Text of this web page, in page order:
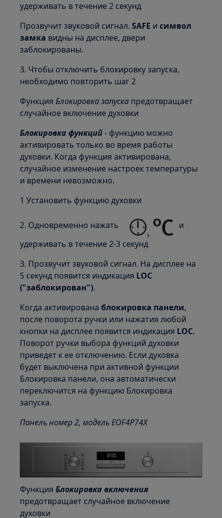
удерживать в течение 2 секунд
Прозвучит звуковой сигнал.SAFE исимвол
замка видны на дисплее, двери
заблокированы.
3. Чтобы отключить блокировку запуска,
необходимо повторить шаг 2
ФункцияБлокировка запуска предотвращает
случайное включение духовки
Блокировка функций- функцию можно
активировать только во время работы
духовки. Когда функция активирована,
случайное изменение настроек температуры
и времени невозможно.
1 Установить функцию духовки
2. Одновременно нажать
и
удерживать в течение 2-3 секунд
3. Прозвучит звуковой сигнал. На дисплее на
5 секунд появится индикация LOC
("заблокирован").
Когда активированаблокировка панели,
после поворота ручки или нажатия любой
кнопки на дисплее появится индикация LOC.
Поворот ручки выбора функций духовки
приведет к ее отключению. Если духовка
будет выключена при активной функции
Блокировка панели, она автоматически
переключится на функцию Блокировка
запуска.
Панель номер 2, модель EOF4P74X
ФункцияБлокировка включения
предотвращает случайное включение
духовки